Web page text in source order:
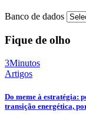
Banco de dados
Fique de olho
3Minutos
Artigos
Do meme à estratégia:
transição energética,